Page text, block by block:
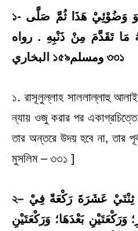
১- وَضُوْئِيْ هَذَا ثُمَّ صَلَّى
مَا تَقَدَّمَ مِنْ ذَنْبِهِ . رواه
البخاري ১৫৯ومسلم ৩৩১
১. রাসূলুল্লাহ সাললাল্লাহু
ন্যায় ওজু করার পর
তার অন্তরে উদয় হবে না, তার
মুসলিম – ৩৩১ ]
২– ثِنْتَيْ عَشَرَةَ رَكْعَةً فِيْ
وَرَكْعَتَيْنِ بَعْدَهَا؛ وَرَكْعَتَيْنِ